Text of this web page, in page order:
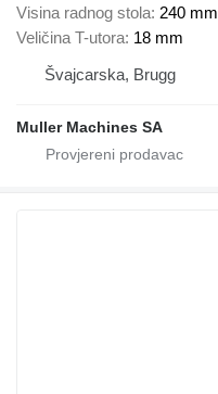
Visina radnog stola 240 mm
Veličina T-utora 18 mm
Švајcarska, Brugg
Muller Machines SA